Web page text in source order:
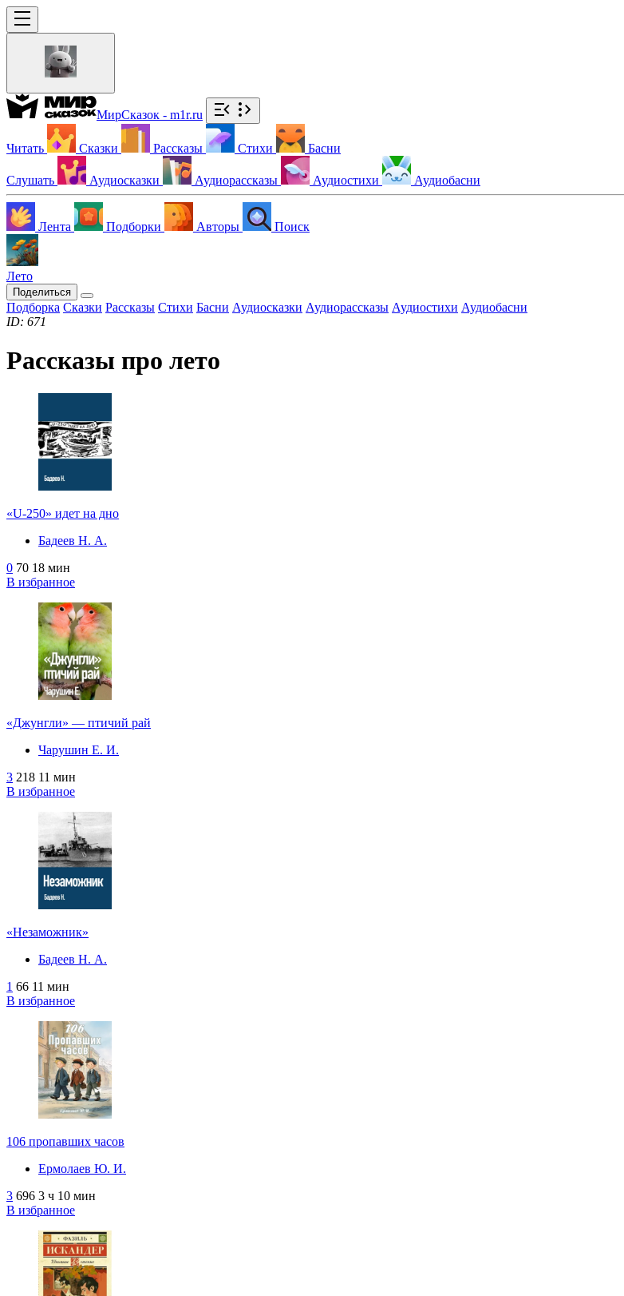
МирСказок - m1r.ru
Читать Сказки Рассказы Стихи Басни
Слушать Аудиосказки Аудиорассказы Аудиостихи Аудиобасни
Лента Подборки Авторы Поиск
Лето
Поделиться
Подборка Сказки Рассказы Стихи Басни Аудиосказки Аудиорассказы Аудиостихи Аудиобасни
ID: 671
Рассказы про лето
«U-250» идет на дно
Бадеев Н. А.
0 70 18 мин
В избранное
«Джунгли» — птичий рай
Чарушин Е. И.
3 218 11 мин
В избранное
«Незаможник»
Бадеев Н. А.
1 66 11 мин
В избранное
106 пропавших часов
Ермолаев Ю. И.
3 696 3 ч 10 мин
В избранное